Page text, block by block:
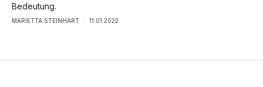
Bedeutung.
MARIETTA STEINHART · 11.01.2022